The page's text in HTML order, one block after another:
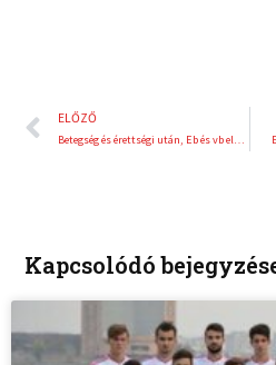
Előző
ELŐZŐ
Betegség és érettségi után, Eb és vb előtt a paralimpiai bajnok Kiss Péter Pál
Kapcsolódó